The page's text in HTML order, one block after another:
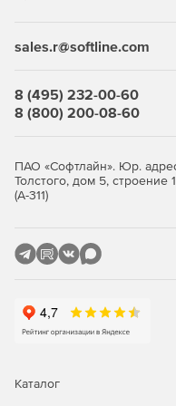
нужны, и не
использовать.
Если необходимо
управление защитой
лицензирование Центра
нескольких
администрирование
серверов приложений
sales.r@softline.com
8 (495) 232-00-60
8 (800) 200-08-60
ПАО «Софтлайн». Юр.
Толстого, дом 5,
(А-311)
Каталог